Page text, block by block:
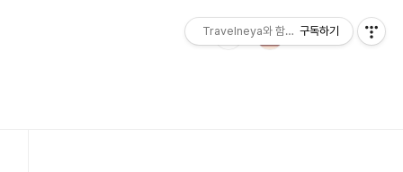
Travelneya와 함께하는 세계여행
구독하기